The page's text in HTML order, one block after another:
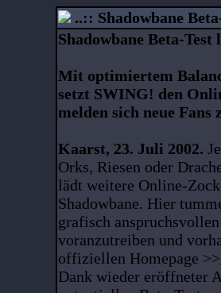
..:: Shadowbane
Shadowbane Beta-
Mit optimiertem
setzt SWING! den
melden sich neue Fans
Kaarst, 23. Juli 2002.
Orks, Riesen oder
lädt weitere Online-
Shadowbane. Hier
grafisch
voranzutreiben und
offiziellen Homepage >>
Dank wieder eröffneter